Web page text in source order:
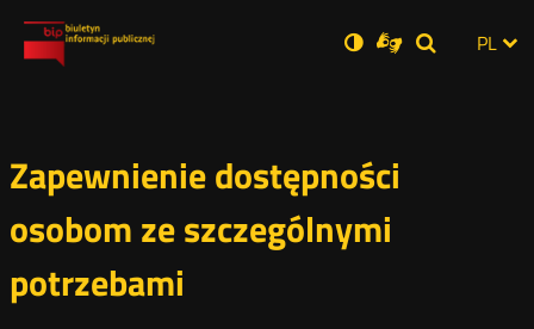
Ustawienia
Wersja
zwykła
Dla
niesłyszących
Otwórz Otwórz
Otwórz
Social PL
Zapewnienie dostępności
osobom ze szczególnymi
potrzebami